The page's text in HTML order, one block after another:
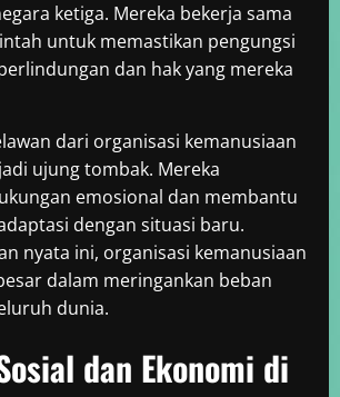
ketiga. Mereka bekerja sama
untuk memastikan pengungsi
dan hak yang mereka
dari organisasi kemanusiaan
ujung tombak. Mereka
emosional dan membantu
dengan situasi baru.
nyata ini, organisasi kemanusiaan
dalam meringankan beban
dunia.
dan Ekonomi di